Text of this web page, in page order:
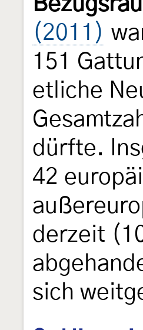
(2011)
151
etliche
dürfte.
42
derzeit
sich